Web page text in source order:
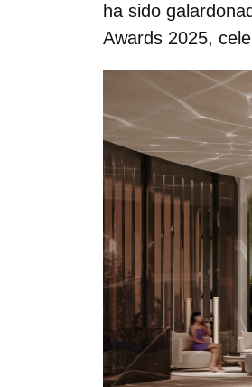
ha sido
Awards 2025,